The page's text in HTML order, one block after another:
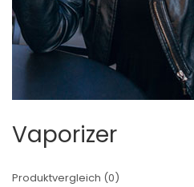
Vaporizer
Produktvergleich (0)